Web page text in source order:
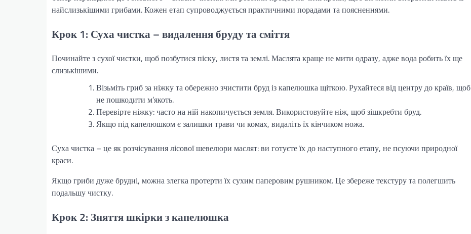
найслизькішими грибами. Кожен етап супроводжується практичними порадами та поясненнями.
Крок 1: Суха чистка – видалення бруду та сміття
Починайте з сухої чистки, щоб позбутися піску, листя та землі. Маслята краще не мити одразу, адже вода робить їх ще
слизькішими.
Візьміть гриб за ніжку та обережно зчистити бруд із капелюшка щіткою. Рухайтеся від центру до країв, щоб
не пошкодити м’якоть.
Перевірте ніжку: часто на ній накопичується земля. Використовуйте ніж, щоб зішкребти бруд.
Якщо під капелюшком є залишки трави чи комах, видаліть їх кінчиком ножа.
Суха чистка – це як розчісування лісової шевелюри маслят: ви готуєте їх до наступного етапу, не псуючи природної
краси.
Якщо гриби дуже брудні, можна злегка протерти їх сухим паперовим рушником. Це збереже текстуру та полегшить
подальшу чистку.
Крок 2: Зняття шкірки з капелюшка